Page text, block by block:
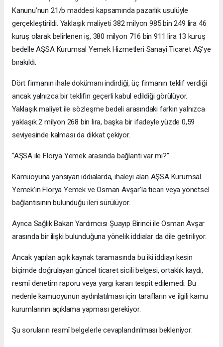
Kanunu’nun 21/b maddesi kapsamında pazarlık usulüyle
gerçekleştirildi. Yaklaşık maliyeti 382 milyon 985 bin 249 lira 46
kuruş olarak belirlenen iş, 380 milyon 716 bin 911 lira 13 kuruş
bedelle AŞSA Kurumsal Yemek Hizmetleri Sanayi Ticaret AŞ’ye
bırakıldı.
Dört firmanın ihale dokümanı indirdiği, üç firmanın teklif verdiği
ancak yalnızca bir teklifin geçerli kabul edildiği görülüyor.
Yaklaşık maliyet ile sözleşme bedeli arasındaki farkın yalnızca
yaklaşık 2 milyon 268 bin lira, başka bir ifadeyle yüzde 0,59
seviyesinde kalması da dikkat çekiyor.
“AŞSA ile Florya Yemek arasında bağlantı var mı?”
Kamuoyuna yansıyan iddialarda, ihaleyi alan AŞSA Kurumsal
Yemek’in Florya Yemek ve Osman Avşar’la ticari veya yönetsel
bağlantısının bulunduğu ileri sürülüyor.
Ayrıca Sağlık Bakan Yardımcısı Şuayıp Birinci ile Osman Avşar
arasında bir ilişki bulunduğuna yönelik iddialar da dile getiriliyor.
Ancak yapılan açık kaynak taramasında bu iki iddiayı kesin
biçimde doğrulayan güncel ticaret sicili belgesi, ortaklık kaydı,
resmî denetim raporu veya yargı kararı tespit edilemedi. Bu
nedenle kamuoyunun aydınlatılması için tarafların ve ilgili kamu
kurumlarının açıklama yapması gerekiyor.
Şu soruların resmî belgelerle cevaplandırılması bekleniyor: